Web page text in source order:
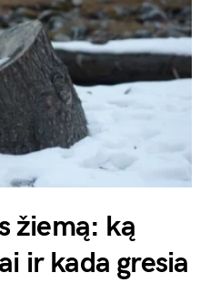
žiemą: ką
ir kada gresia